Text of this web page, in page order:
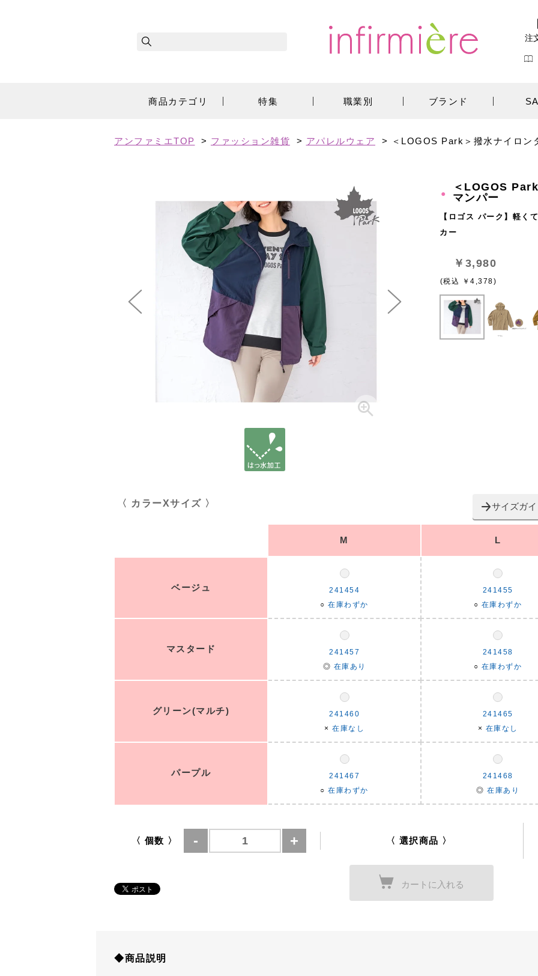
注
商品カテゴリ 特集 職業別 ブランド
アンファミエTOP > ファッション雑貨 > アパレルウェア > ＜LOGOS Park＞撥水ナイロン
＜LOGOS
マンパー
【ロゴス パーク】軽く
カー
￥3,980
(税込 ￥4,378)
〈 カラーXサイズ 〉 サイズガ
M L
ベージュ
241454
○在庫わずか
241455
○ 在庫わずか
マスタード
241457
◎ 在庫あり
241458
○ 在庫わずか
グリーン(マルチ)
241460
× 在庫なし
241465
× 在庫なし
パープル
241467
○在庫わずか
241468
◎ 在庫あり
〈 個数 〉 〈 選択商品 〉
カートに入れる
◆商品説明